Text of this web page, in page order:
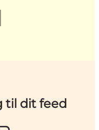
til dit feed